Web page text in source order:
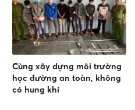
Cùng xây dựng môi trường
học đường an toàn, không
có hung khí